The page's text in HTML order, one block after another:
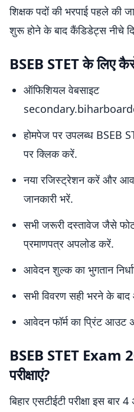
शिक्षक पदों की भरपाई पहले की
शुरू होने के बाद कैंडिडेट्स नीचे
BSEB STET के लिए
ऑफिशियल वेबसाइट
होमपेज पर उपलब्ध BSEB
पर क्लिक करें.
नया रजिस्ट्रेशन करें और
जानकारी भरें.
सभी जरूरी दस्तावेज जैसे
प्रमाणपत्र अपलोड करें.
आवेदन शुल्क का भुगतान
सभी विवरण सही भरने के
आवेदन फॉर्म का प्रिंट आउट
BSEB STET Exam
परीक्षाएं?
बिहार एसटीईटी परीक्षा इस